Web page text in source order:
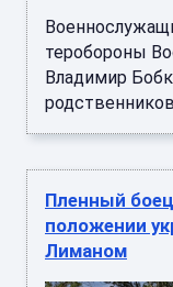
теробороны
Владимир
Пленный
положении
Лиманом